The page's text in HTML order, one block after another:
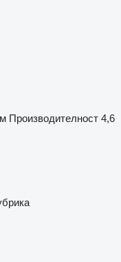
Производителност 4,6